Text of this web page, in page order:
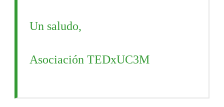
Un saludo,
Asociación TEDxUC3M